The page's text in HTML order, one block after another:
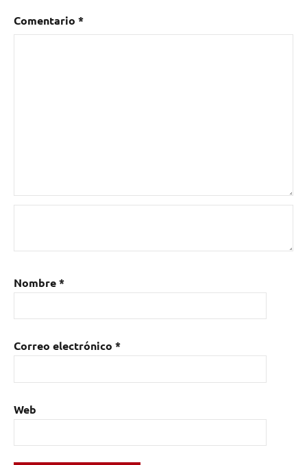
musicos,
conflictos,
Comentario *
Nombre*
Correo electrónico *
Web